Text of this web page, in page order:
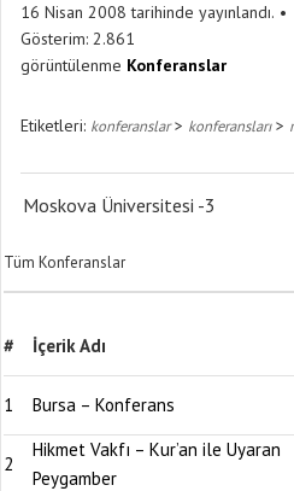
16 Nisan 2008 tarihinde yayınlandı.
Gösterim: 2.861
görüntülenme Konferanslar
Etiketleri: konferanslar> konferansları>
Moskova Üniversitesi -3
Tüm Konferanslar
# İçerik Adı
1 Bursa – Konferans
2
Hikmet Vakfı – Kur’an ile Uyaran
Peygamber